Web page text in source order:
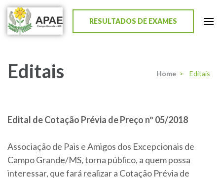
APAE de Campo Grande
RESULTADOS DE EXAMES
Editais Home > Editais
Edital de Cotação Prévia de Preço nº 05/2018
Associação de Pais e Amigos dos Excepcionais de
Campo Grande/MS, torna público, a quem possa
interessar, que fará realizar a Cotação Prévia de